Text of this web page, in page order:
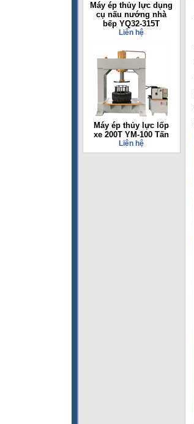
Máy ép thủy lực dụng
cụ nấu nướng nhà
bếp YQ32-315T
Liên hệ
Máy ép thủy lực lốp
xe 200T YM-100 Tấn
Liên hệ